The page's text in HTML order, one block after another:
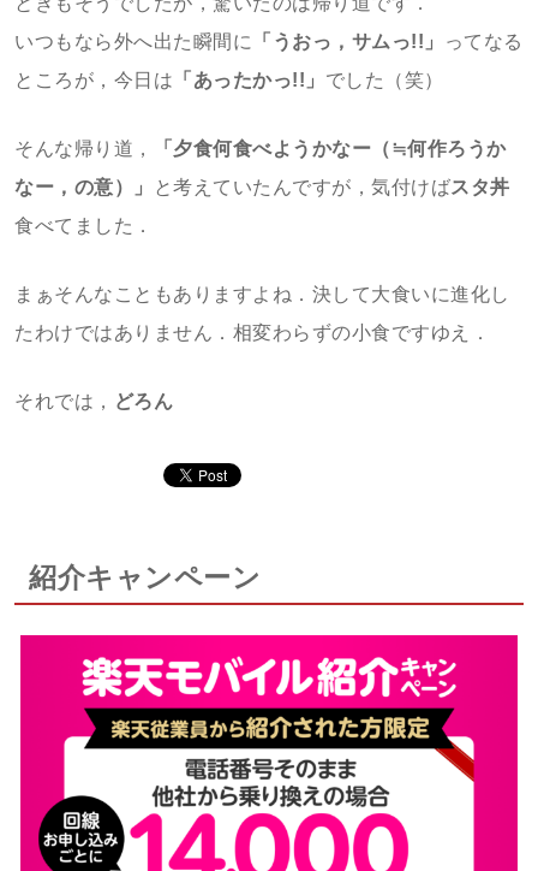
いつもなら外へ出た瞬間に
「うおっ，サムっ!!」
ってなる
ところが，今日は 「あったかっ!!」 でした（笑）
そんな帰り道，
「夕食何食べようかなー（≒何作ろうか
なー，の意）」
と考えていたんですが，気付けばスタ丼
食べてました．
まぁそんなこともありますよね．決して大食いに進化し
たわけではありません．相変わらずの小食ですゆえ．
それでは， どろん
紹介キャンペーン